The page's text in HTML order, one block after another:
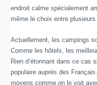
endroit calme spécialement
même le choix entre plusieurs
Actuellement, les campings
Comme les hôtels, les
Rien d’étonnant dans ce cas
populaire auprès des
moyens comme on le voit